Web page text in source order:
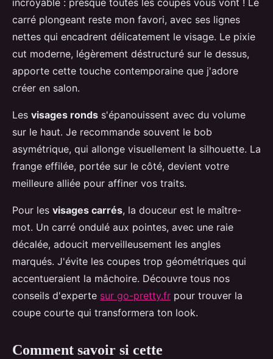
carré plongeant reste mon favori, avec ses lignes
nettes qui encadrent délicatement le visage. Le pixie
cut moderne, légèrement déstructuré sur le dessus,
apporte cette touche contemporaine que j'adore
créer en salon.
Les visages ronds s'épanouissent avec du volume
sur le haut. Je recommande souvent le bob
asymétrique, qui allonge visuellement la silhouette. La
frange effilée, portée sur le côté, devient votre
meilleure alliée pour affiner vos traits.
Pour les visages carrés, la douceur est le maître-
mot. Un carré ondulé aux pointes, avec une raie
décalée, adoucit merveilleusement les angles
marqués. J'évite les coupes trop géométriques qui
accentueraient la mâchoire. Découvre tous nos
conseils d'experte sur go-pretty.fr pour trouver la
coupe courte qui transformera ton look.
Comment savoir si cette